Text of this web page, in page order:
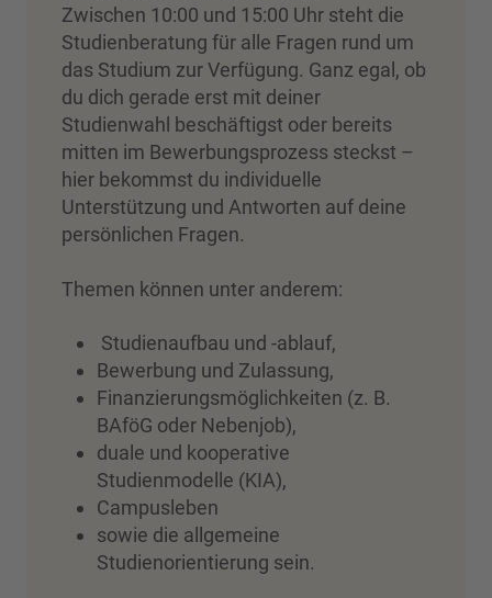
Zwischen 10:00 und 15:00 Uhr steht die
Studienberatung für alle Fragen rund um
das Studium zur Verfügung. Ganz egal, ob
du dich gerade erst mit deiner
Studienwahl beschäftigst oder bereits
mitten im Bewerbungsprozess steckst –
hier bekommst du individuelle
Unterstützung und Antworten auf deine
persönlichen Fragen.
Themen können unter anderem:
Studienaufbau und -ablauf,
Bewerbung und Zulassung,
Finanzierungsmöglichkeiten (z. B.
BAföG oder Nebenjob),
duale und kooperative
Studienmodelle (KIA),
Campusleben
sowie die allgemeine
Studienorientierung sein.